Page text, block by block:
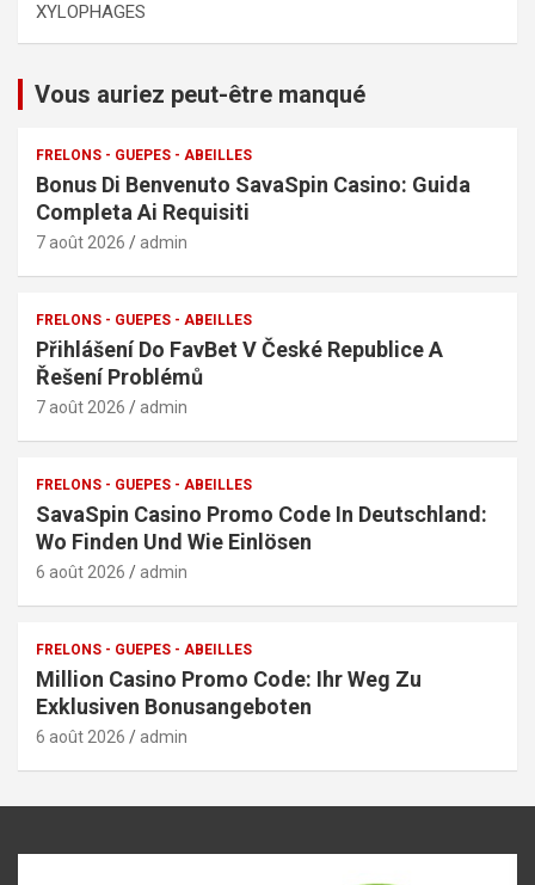
XYLOPHAGES
Vous auriez peut-être manqué
FRELONS - GUEPES - ABEILLES
Bonus Di Benvenuto SavaSpin Casino: Guida
Completa Ai Requisiti
7 août 2026 admin
FRELONS - GUEPES - ABEILLES
Přihlášení Do FavBet V České Republice A
Řešení Problémů
7 août 2026 admin
FRELONS - GUEPES - ABEILLES
SavaSpin Casino Promo Code In Deutschland:
Wo Finden Und Wie Einlösen
6 août 2026 admin
FRELONS - GUEPES - ABEILLES
Million Casino Promo Code: Ihr Weg Zu
Exklusiven Bonusangeboten
6 août 2026 admin